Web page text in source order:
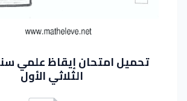
تحميل امتحان إيقاظ علمي
الثلاثي الأول